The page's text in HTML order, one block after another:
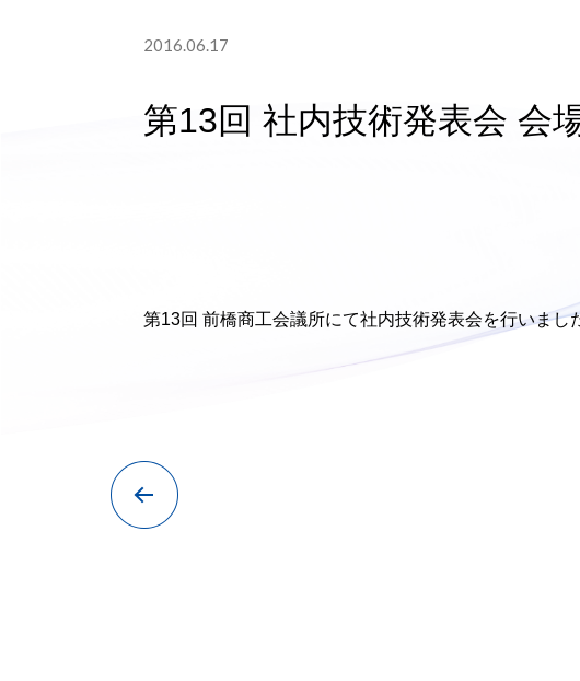
2016.06.17
第13回 社内技術発表会 会
第13回 前橋商工会議所にて社内技術発表会を行いまし